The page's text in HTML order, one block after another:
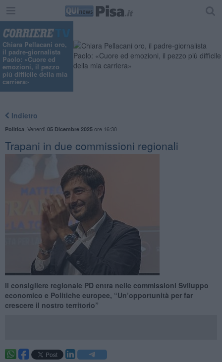
Chiara Pellacani oro,
il padre-giornalista
Paolo: «Cuore ed
emozioni, il pezzo
più difficile della mia
carriera»
Indietro
Politica Venerdì 05 Dicembre 2025ore 16:30
Trapani in due commissioni regionali
Il consigliere regionale PD entra nelle commissioni Sviluppo
economico e Politiche europee, “Un’opportunità per far
crescere il nostro territorio”